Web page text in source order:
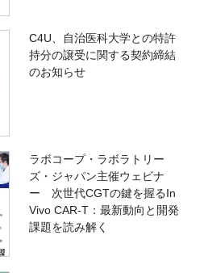
C4U、自治医科大学との特許
持分の譲受に関する契約締結
のお知らせ
ラボコープ・ラボラトリー
ズ・ジャパン主催ウェビナ
ー 次世代CGTの鍵を握るIn
Vivo CAR-T：最新動向と開発
課題を読み解く